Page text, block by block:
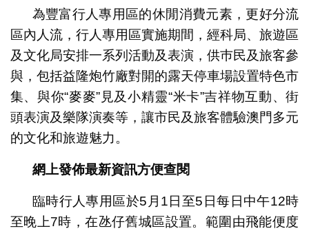
為豐富行人專用區的休閒消費元素，更好分流
區內人流，行人專用區實施期間，經科局、旅遊區
及文化局安排一系列活動及表演，供巿民及旅客參
與，包括益隆炮竹廠對開的露天停車場設置特色市
集、與你“麥麥”見及小精靈“米卡”吉祥物互動、街
頭表演及樂隊演奏等，讓市民及旅客體驗澳門多元
的文化和旅遊魅力。
網上發佈最新資訊方便查閱
臨時行人專用區於5月1日至5日每日中午12時
至晚上7時，在氹仔舊城區設置。範圍由飛能便度